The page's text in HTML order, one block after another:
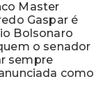
Master
Gaspar é
Bolsonaro
o senador
sempre
como